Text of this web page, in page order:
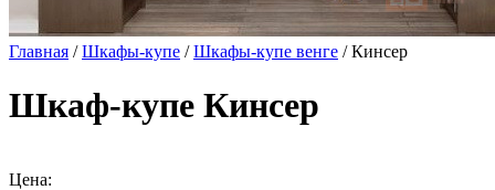
Главная /Шкафы-купе /Шкафы-купе венге / Кинсер
Шкаф-купе Кинсер
Цена: